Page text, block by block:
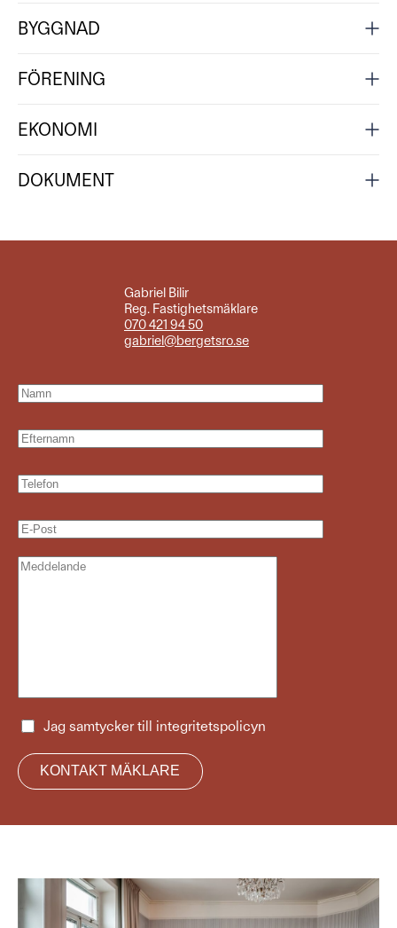
BYGGNAD
FÖRENING
EKONOMI
DOKUMENT
Gabriel Bilir
Reg. Fastighetsmäklare
070 421 94 50
gabriel@bergetsro.se
Jag samtycker till integritetspolicyn